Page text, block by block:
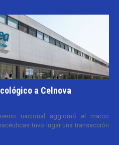
a Celnova
nacional aggiornó el marco
tuvo lugar una transacción